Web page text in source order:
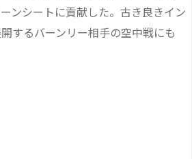
ンシートに貢献した。古き良きイン
するバーンリー相手の空中戦にも